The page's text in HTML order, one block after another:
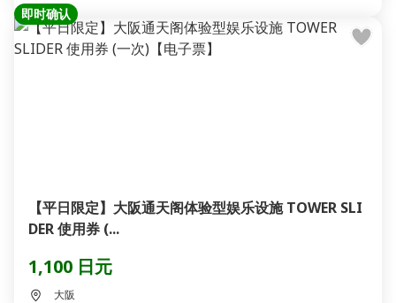
即时确认
【平日限定】大阪通天阁体验型娱乐设施 TOWER SLI
DER 使用券 (...
1,100 日元
大阪